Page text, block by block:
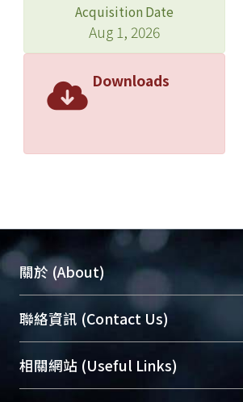
Acquisition Date
Aug 1, 2026
Downloads
關於 (About)
臺大位居世界頂尖大學之列，為
展現本校豐碩的研究成果及學術
機構典藏（NTUR）與學術庫（AH
台，成為臺大學術典藏NTU
聯絡資訊 (Contact Us)
總館學科館員(Main Library)
醫學圖書館學科館員(Medical
相關網站 (Useful Links)